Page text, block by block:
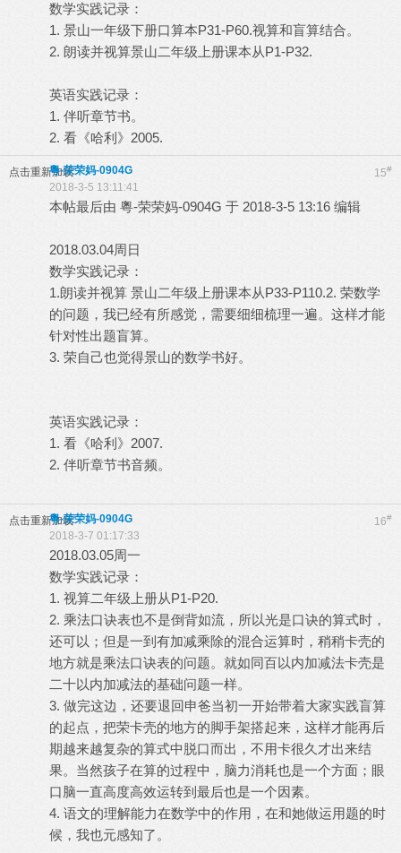
数学实践记录：
1. 景山一年级下册口算本P31-P60.视算和盲算结合。
2. 朗读并视算景山二年级上册课本从P1-P32.
英语实践记录：
1. 伴听章节书。
2. 看《哈利》2005.
点击重新加载 15#
粵-荣荣妈-0904G
2018-3-5 13:11:41
本帖最后由 粵-荣荣妈-0904G 于 2018-3-5 13:16 编辑
2018.03.04周日
数学实践记录：
1.朗读并视算 景山二年级上册课本从P33-P110.2. 荣数学
的问题，我已经有所感觉，需要细细梳理一遍。这样才能
针对性出题盲算。
3. 荣自己也觉得景山的数学书好。
英语实践记录：
1. 看《哈利》2007.
2. 伴听章节书音频。
点击重新加载 16#
粵-荣荣妈-0904G
2018-3-7 01:17:33
2018.03.05周一
数学实践记录：
1. 视算二年级上册从P1-P20.
2. 乘法口诀表也不是倒背如流，所以光是口诀的算式时，
还可以；但是一到有加减乘除的混合运算时，稍稍卡壳的
地方就是乘法口诀表的问题。就如同百以内加减法卡壳是
二十以内加减法的基础问题一样。
3. 做完这边，还要退回申爸当初一开始带着大家实践盲算
的起点，把荣卡壳的地方的脚手架搭起来，这样才能再后
期越来越复杂的算式中脱口而出，不用卡很久才出来结
果。当然孩子在算的过程中，脑力消耗也是一个方面；眼
口脑一直高度高效运转到最后也是一个因素。
4. 语文的理解能力在数学中的作用，在和她做运用题的时
候，我也元感知了。